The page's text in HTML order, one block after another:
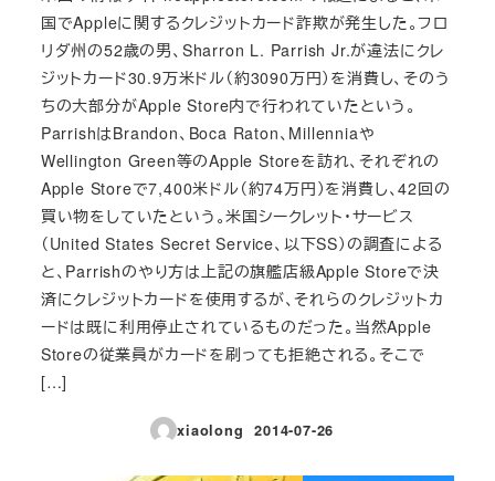
国でAppleに関するクレジットカード詐欺が発生した。フロ
リダ州の52歳の男、Sharron L. Parrish Jr.が違法にクレ
ジットカード30.9万米ドル（約3090万円）を消費し、そのう
ちの大部分がApple Store内で行われていたという。
ParrishはBrandon、Boca Raton、Millenniaや
Wellington Green等のApple Storeを訪れ、それぞれの
Apple Storeで7,400米ドル（約74万円）を消費し、42回の
買い物をしていたという。米国シークレット・サービス
（United States Secret Service、以下SS）の調査による
と、Parrishのやり方は上記の旗艦店級Apple Storeで決
済にクレジットカードを使用するが、それらのクレジットカ
ードは既に利用停止されているものだった。当然Apple
Storeの従業員がカードを刷っても拒絶される。そこで
[…]
xiaolong
投稿日
2014-07-26